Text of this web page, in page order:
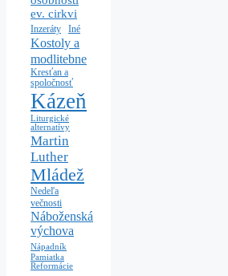
ev. cirkvi
Inzeráty Iné
Kostoly a
modlitebne
Kresťan a
spoločnosť
Kázeň
Liturgické
alternatívy
Martin
Luther
Mládež
Nedeľa
večnosti
Náboženská
výchova
Nápadník
Pamiatka
Reformácie